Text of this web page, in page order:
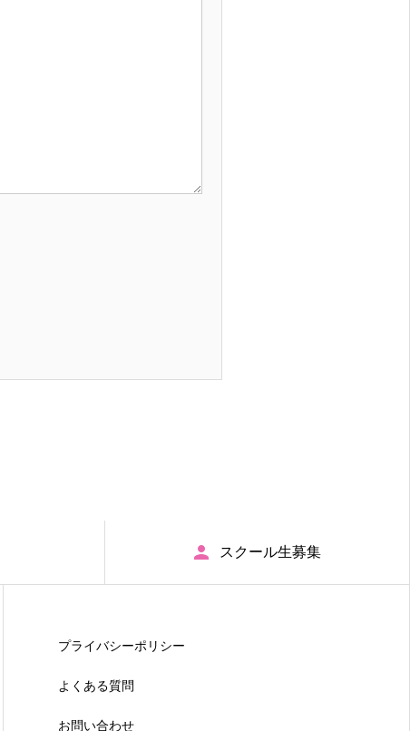
スクール生募集
プライバシーポリシー
よくある質問
お問い合わせ